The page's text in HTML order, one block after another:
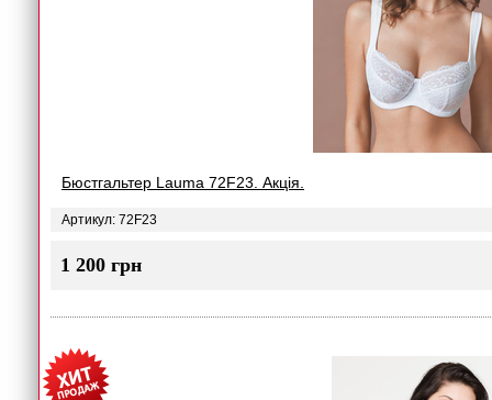
Бюстгальтер Lauma 72F23. Акція.
Артикул: 72F23
1 200 грн